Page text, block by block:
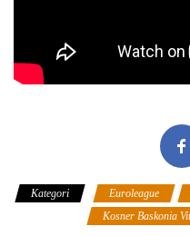
Kategori Euroleague
Kosner Baskonia